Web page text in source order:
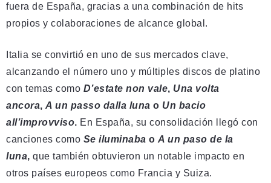
fuera de España, gracias a una combinación de hits
propios y colaboraciones de alcance global.
Italia se convirtió en uno de sus mercados clave,
alcanzando el número uno y múltiples discos de platino
con temas como D’estate non vale, Una volta
ancora, A un passo dalla luna o Un bacio
all’improvviso. En España, su consolidación llegó con
canciones como Se iluminaba o A un paso de la
luna, que también obtuvieron un notable impacto en
otros países europeos como Francia y Suiza.